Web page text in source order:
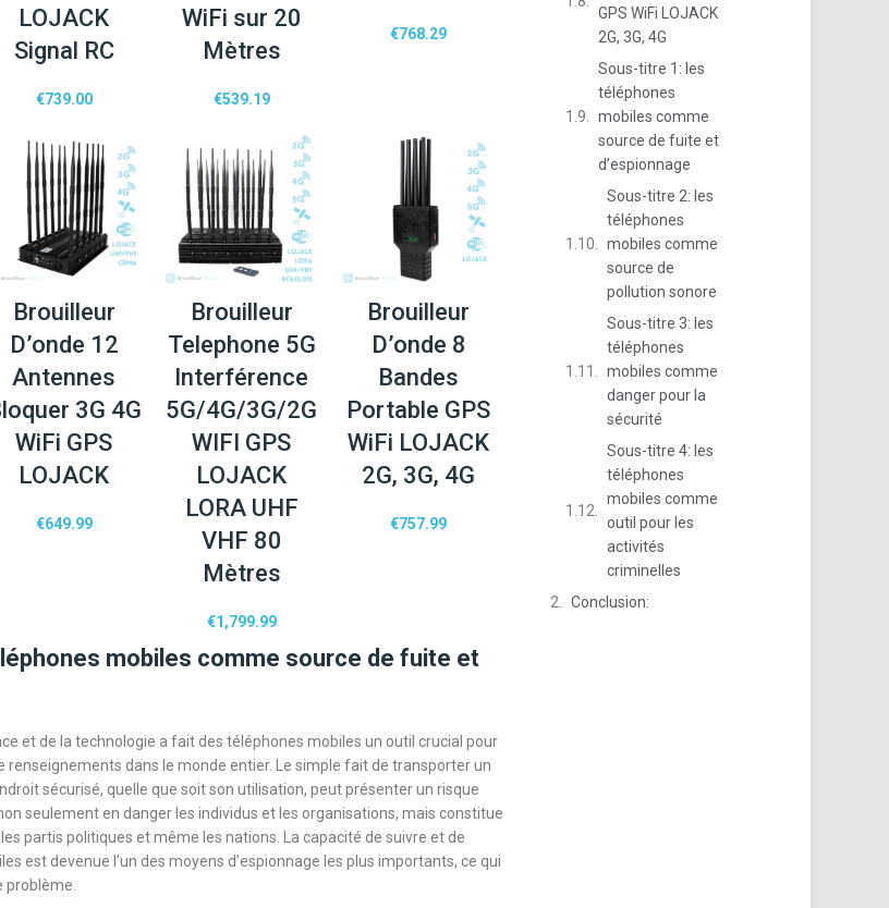
LOJACK
Signal RC
€739.00
WiFi sur 20
Mètres
€539.19
€768.29
Brouilleur
D’onde 12
Antennes
3G 4G
WiFi GPS
LOJACK
€649.99
Brouilleur
Telephone 5G
Interférence
5G/4G/3G/2G
WIFI GPS
LOJACK
LORA UHF
VHF 80
Mètres
€1,799.99
Brouilleur
D’onde 8
Bandes
Portable GPS
WiFi LOJACK
2G, 3G, 4G
€757.99
mobiles comme source de fuite et
et de la technologie a fait des téléphones mobiles un outil crucial pour
renseignements dans le monde entier. Le simple fait de transporter un
sécurisé, quelle que soit son utilisation, peut présenter un risque
seulement en danger les individus et les organisations, mais constitue
partis politiques et même les nations. La capacité de suivre et de
est devenue l’un des moyens d’espionnage les plus importants, ce qui
problème.
GPS WiFi LOJACK
2G, 3G, 4G
Sous-titre 1: les
téléphones
mobiles comme
source de fuite et
d’espionnage
Sous-titre 2: les
téléphones
mobiles comme
source de
pollution sonore
Sous-titre 3: les
téléphones
mobiles comme
danger pour la
sécurité
Sous-titre 4: les
téléphones
mobiles comme
outil pour les
activités
criminelles
Conclusion: